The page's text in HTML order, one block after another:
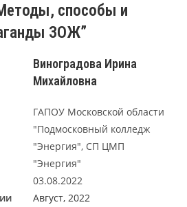
способы и
ЗОЖ”
Виноградова Ирина
Михайловна
ГАПОУ Московской области
"Подмосковный колледж
"Энергия", СП ЦМП
"Энергия"
03.08.2022
Август, 2022